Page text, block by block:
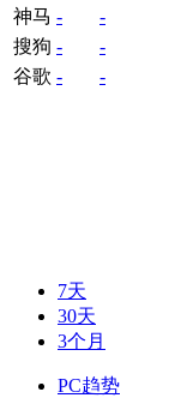
神马 -
-
搜狗 -
-
谷歌 - -
7天
30天
3个月
PC趋势